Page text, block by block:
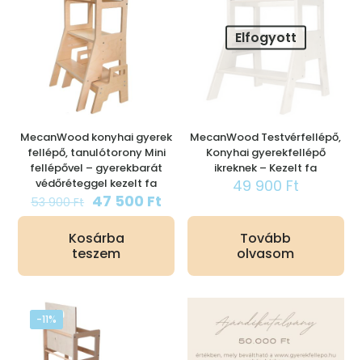
MecanWood konyhai gyerek
fellépő, tanulótorony Mini
fellépővel – gyerekbarát
védőréteggel kezelt fa
53 900Ft Original
price
was:
53
900 Ft.
47 500 Ft
price
Kosárba
teszem
Elfogyott
MecanWood Testvérfellépő,
Konyhai gyerekfellépő
ikreknek – Kezelt fa
49 900 Ft
Tovább
olvasom
-11%